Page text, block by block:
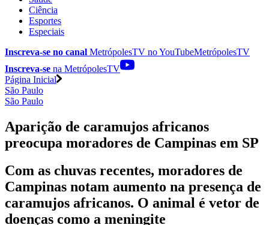
Ciência
Esportes
Especiais
Inscreva-se no canal MetrópolesTV noYouTubeMetrópolesTV
Inscreva-se na MetrópolesTV
Página Inicial
São Paulo
São Paulo
Aparição de caramujos africanos
preocupa moradores de Campinas em SP
Com as chuvas recentes, moradores de
Campinas notam aumento na presença de
caramujos africanos. O animal é vetor de
doenças como a meningite